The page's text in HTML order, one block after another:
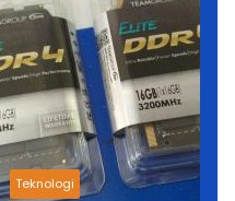
Teknologi